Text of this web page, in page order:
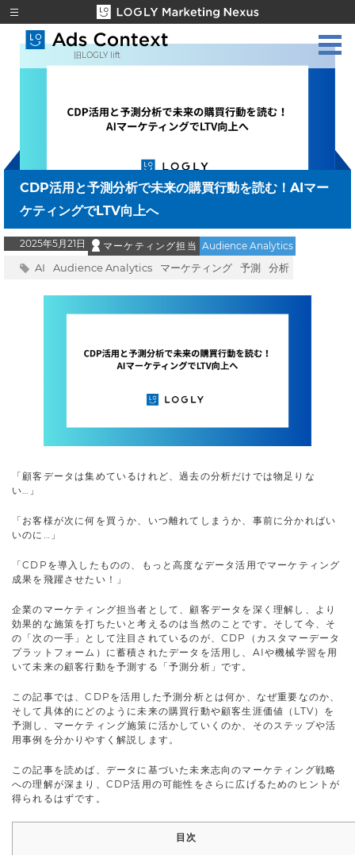
旧LOGLY lift
CDP活用と予測分析で未来の購買行動を読む！AIマー
ケティングでLTV向上へ
2025年5月21日 マーケティング担当 Audience Analytics
AI Audience Analytics マーケティング 予測 分析
「顧客データは集めているけれど、過去の分析だけでは物足りな
い…」
「お客様が次に何を買うか、いつ離れてしまうか、事前に分かればい
いのに…」
「CDPを導入したものの、もっと高度なデータ活用でマーケティング
成果を飛躍させたい！」
企業のマーケティング担当者として、顧客データを深く理解し、より
効果的な施策を打ちたいと考えるのは当然のことです。そして今、そ
の「次の一手」として注目されているのが、CDP（カスタマーデータ
プラットフォーム）に蓄積されたデータを活用し、AIや機械学習を用
いて未来の顧客行動を予測する「予測分析」です。
この記事では、CDPを活用した予測分析とは何か、なぜ重要なのか、
そして具体的にどのように未来の購買行動や顧客生涯価値（LTV）を
予測し、マーケティング施策に活かしていくのか、そのステップや活
用事例を分かりやすく解説します。
この記事を読めば、データに基づいた未来志向のマーケティング戦略
への理解が深まり、CDP活用の可能性をさらに広げるためのヒントが
得られるはずです。
目次